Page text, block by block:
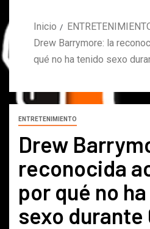
Inicio
Drew Barrymore: la
qué no ha tenido sexo
ENTRETENIMIENTO
Drew
reconocida
por qué no
sexo durante